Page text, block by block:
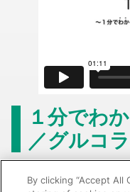
１分でわ
／グルコ
すべての商品を見る
By clicking “Accept All